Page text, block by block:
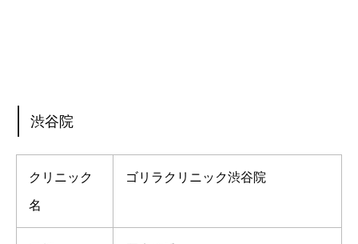
渋谷院
クリニック
名
ゴリラクリニック渋谷院